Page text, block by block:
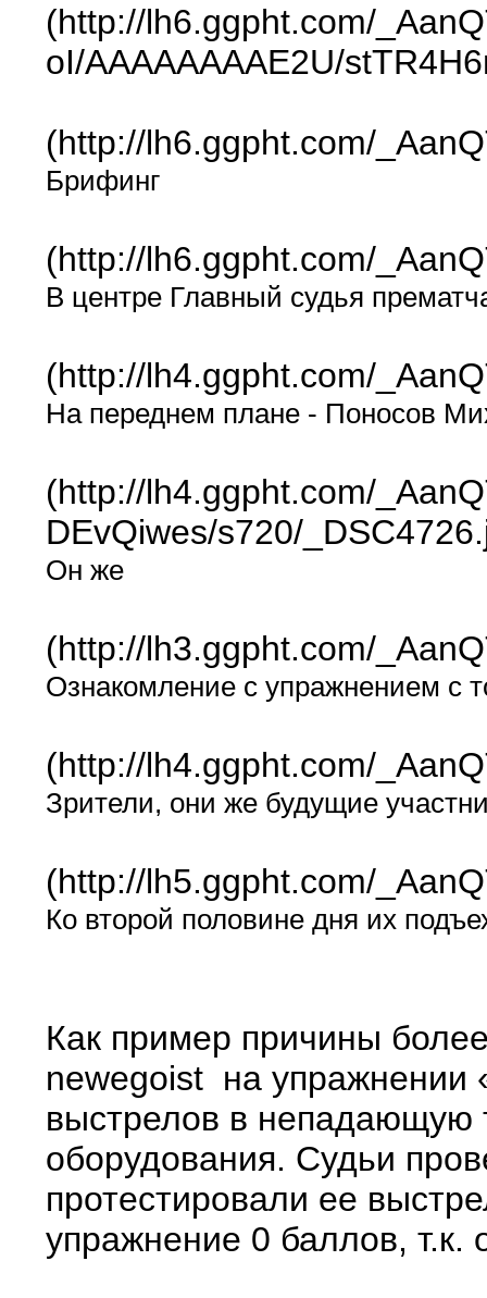
(http://lh6.ggpht.com/
oI/AAAAAAAAE2U/
(http://lh6.ggpht.com/
Брифинг
(http://lh6.ggpht.com/
В центре Главный судья
(http://lh4.ggpht.com/
На переднем плане - Поносов
(http://lh4.ggpht.com/
DEvQiwes/s720/
Он же
(http://lh3.ggpht.com/
Ознакомление с упражнением с
(http://lh4.ggpht.com/
Зрители, они же будущие
(http://lh5.ggpht.com/
Ко второй половине дня их
Как пример причины
newegoist на упражнении
выстрелов в непадающую
оборудования. Судьи
протестировали ее
упражнение 0 баллов,